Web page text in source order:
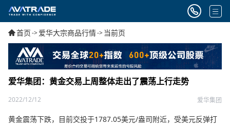
首页->爱华大宗商品行情-> 当前页
爱华集团：黄金交易上周整体走出了震荡上行走势
2022/12/12 爱华集团
黄金震荡下跌，目前交投于1787.05美元/盎司附近，受美元反弹打